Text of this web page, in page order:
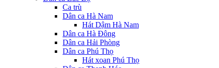
Ca trù
Dân ca Hà Nam
Hát Dậm Hà Nam
Dân ca Hà Đông
Dân ca Hải Phòng
Dân ca Phú Thọ
Hát xoan Phú Thọ